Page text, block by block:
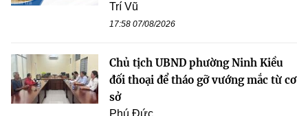
Trí Vũ
17:58 07/08/2026
Chủ tịch UBND phường Ninh Kiều
đối thoại để tháo gỡ vướng mắc từ cơ
sở